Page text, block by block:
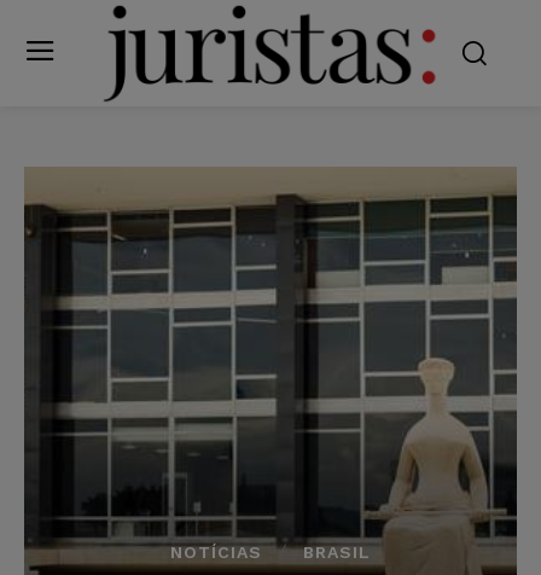
NOTÍCIAS BRASIL